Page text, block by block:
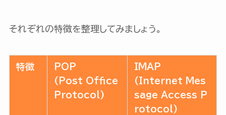
それぞれの特徴を整理してみましょう。
特徴
POP
(Post Office
Protocol)
IMAP
(Internet Mes
sage Access P
rotocol)